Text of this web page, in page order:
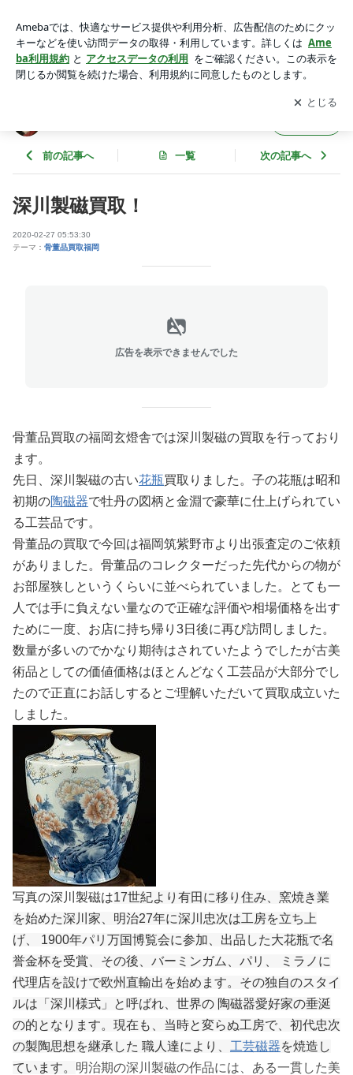
アプリをダウンロードして ブログの更新通知
を受け取りまし
ょう。
開く
前の記事へ 一覧 次の記事へ
深川製磁買取！
2020-02-27 05:53:30
テーマ： 骨董品買取福岡
広告を表示できませんでした
骨董品買取の福岡玄燈舎では深川製磁の買取を行っており
ます。
先日、深川製磁の古い花瓶買取りました。子の花瓶は昭和
初期の陶磁器で牡丹の図柄と金淵で豪華に仕上げられてい
る工芸品です。
骨董品の買取で今回は福岡筑紫野市より出張査定のご依頼
がありました。骨董品のコレクターだった先代からの物が
お部屋狭しというくらいに並べられていました。とても一
人では手に負えない量なので正確な評価や相場価格を出す
ために一度、お店に持ち帰り3日後に再び訪問しました。
数量が多いのでかなり期待はされていたようでしたが古美
術品としての価値価格はほとんどなく工芸品が大部分でし
たので正直にお話しするとご理解いただいて買取成立いた
しました。
写真の深川製磁は17世紀より有田に移り住み、窯焼き業
を始めた深川家、明治27年に深川忠次は工房を立ち上
げ、 1900年パリ万国博覧会に参加、出品した大花瓶で名
誉金杯を受賞、その後、バーミンガム、パリ、 ミラノに
代理店を設けで欧州直輸出を始めます。その独自のスタイ
ルは「深川様式」と呼ばれ、世界の 陶磁器愛好家の垂涎
の的となります。現在も、当時と変らぬ工房で、初代忠次
の製陶思想を継承した 職人達により、 工芸磁器を焼造し
ています。 明治期の深川製磁の作品には、ある一貫した美